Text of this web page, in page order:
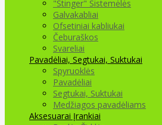
"Stinger" Sistemėlės
Galvakabliai
Ofsetiniai kabliukai
Čeburaškos
Svareliai
Pavadėliai, Segtukai, Suktukai
Spyruoklės
Pavadėliai
Segtukai, Suktukai
Medžiagos pavadėliams
Aksesuarai Įrankiai